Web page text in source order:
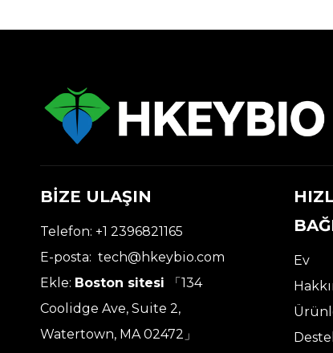
BİZE ULAŞIN
Telefon: +1 2396821165
E-posta: tech@hkeybio.com
Ekle: Boston sitesi
「134
Coolidge Ave, Suite 2,
Watertown, MA 02472」
Ev